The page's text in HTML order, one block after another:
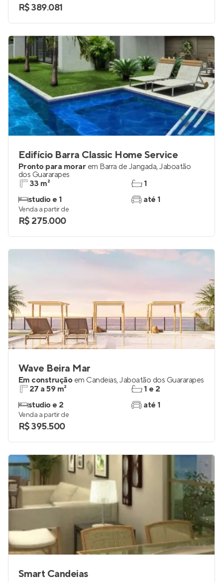
R$ 389.081
Edifício Barra Classic Home Service
Pronto para morar em Barra de Jangada,Jaboatão
dos Guararapes
33 m²
studio e 1
1
até 1
Venda a partir de
R$ 275.000
Wave Beira Mar
Em construção em Candeias,Jaboatão dos Guararapes
27 a 59 m²
studio e 2
1 e 2
até 1
Venda a partir de
R$ 395.500
Smart Candeias